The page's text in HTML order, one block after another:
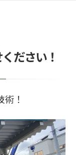
順を解説
！急げ
ださい！
！